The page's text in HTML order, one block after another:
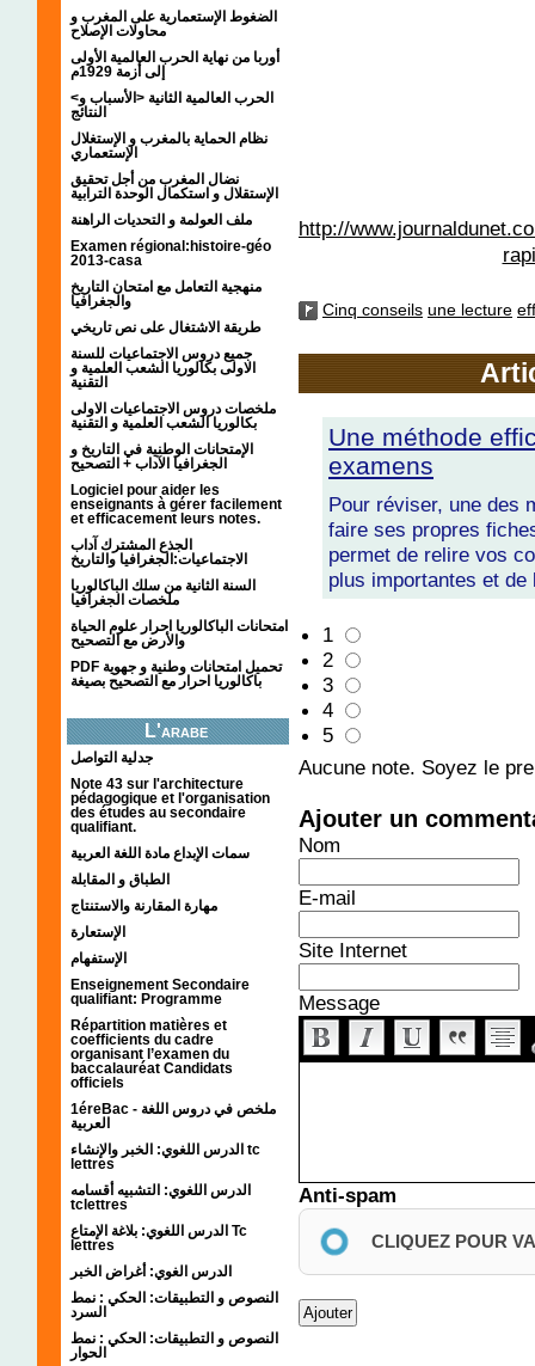
الضغوط الإستعمارية على المغرب و
محاولات الإصلاح
أوربا من نهاية الحرب العالمية الأولى
إلى أزمة 1929م
<الحرب العالمية الثانية <الأسباب و
النتائج
نظام الحماية بالمغرب و الإستغلال
الإستعماري
نضال المغرب من أجل تحقيق
الإستقلال و استكمال الوحدة الترابية
ملف العولمة و التحديات الراهنة
Examen régional:histoire-géo
2013-casa
منهجية التعامل مع امتحان التاريخ
والجغرافيا
طريقة الاشتغال على نص تاريخي
جميع دروس الاجتماعيات للسنة
الاولى بكالوريا الشعب العلمية و
التقنية
ملخصات دروس الاجتماعيات الاولى
بكالوريا الشعب العلمية و التقنية
الإمتحانات الوطنية في التاريخ و
الجغرافيا الآداب + التصحيح
Logiciel pour aider les
enseignants à gérer facilement
et efficacement leurs notes.
الجذع المشترك آداب
الاجتماعيات:الجغرافيا والتاريخ
السنة الثانية من سلك الباكالوريا
ملخصات الجغرافيا
امتحانات الباكالوريا احرار علوم الحياة
والأرض مع التصحيح
PDF تحميل امتحانات وطنية و جهوية
باكالوريا احرار مع التصحيح بصيغة
L'arabe
جدلية التواصل
Note 43 sur l'architecture
pédagogique et l'organisation
des études au secondaire
qualifiant.
سمات الإبداع مادة اللغة العربية
الطباق و المقابلة
مهارة المقارنة والاستنتاج
الإستعارة
الإستفهام
Enseignement Secondaire
qualifiant: Programme
Répartition matières et
coefficients du cadre
organisant l’examen du
baccalauréat Candidats
officiels
1éreBac - ملخص في دروس اللغة
العربية
الدرس اللغوي: الخبر والإنشاء tc
lettres
الدرس اللغوي: التشبيه أقسامه
tclettres
الدرس اللغوي: بلاغة الإمتاع Tc
lettres
الدرس الغوي: أغراض الخبر
النصوص و التطبيقات: الحكي : نمط
السرد
النصوص و التطبيقات: الحكي : نمط
الحوار
http://
Cinq conseils une lecture
Une méthode
examens
Pour réviser, une des
faire ses propres
permet de relire vos
plus importantes et de
1
2
3
4
5
Aucune note. Soyez le
Ajouter un
Nom
E-mail
Site Internet
Message
Anti-spam
CLIQUEZ POUR